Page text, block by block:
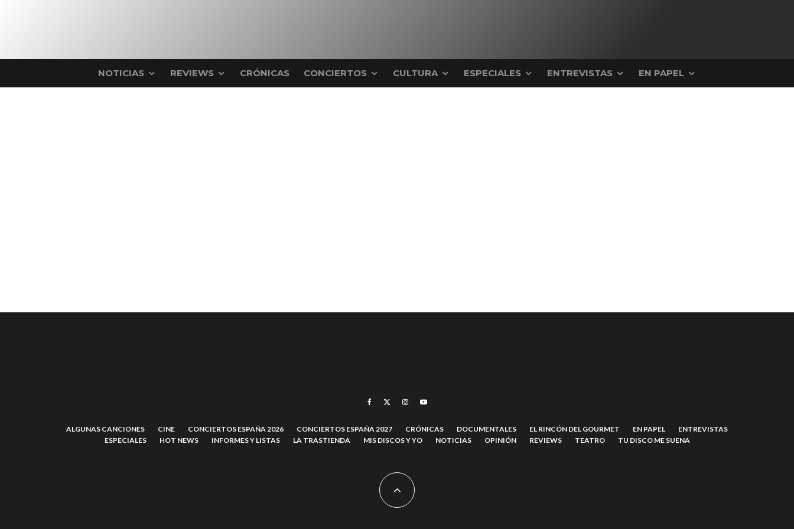
NOTICIAS REVIEWS CRÓNICAS CONCIERTOS CULTURA ESPECIALES ENTREVISTAS EN PAPEL
ALGUNAS CANCIONES CINE CONCIERTOS ESPAÑA 2026 CONCIERTOS ESPAÑA 2027 CRÓNICAS DOCUMENTALES EL RINCÓN DEL GOURMET EN PAPEL
ENTREVISTAS
ESPECIALES
HOT NEWS INFORMES Y LISTAS LA TRASTIENDA MIS DISCOS Y YO NOTICIAS OPINIÓN REVIEWS TEATRO TU DISCO ME SUENA